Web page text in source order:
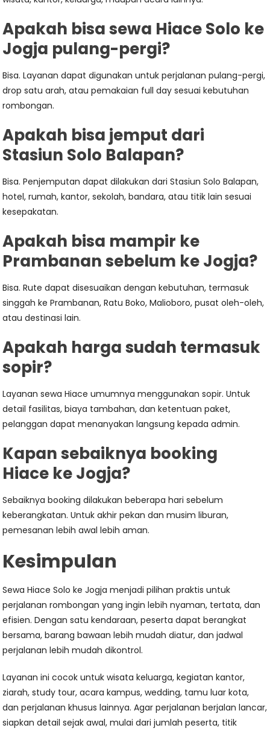
Apakah bisa sewa Hiace Solo ke
Jogja pulang-pergi?
Bisa. Layanan dapat digunakan untuk perjalanan pulang-pergi,
drop satu arah, atau pemakaian full day sesuai kebutuhan
rombongan.
Apakah bisa jemput dari
Stasiun Solo Balapan?
Bisa. Penjemputan dapat dilakukan dari Stasiun Solo Balapan,
hotel, rumah, kantor, sekolah, bandara, atau titik lain sesuai
kesepakatan.
Apakah bisa mampir ke
Prambanan sebelum ke Jogja?
Bisa. Rute dapat disesuaikan dengan kebutuhan, termasuk
singgah ke Prambanan, Ratu Boko, Malioboro, pusat oleh-oleh,
atau destinasi lain.
Apakah harga sudah termasuk
sopir?
Layanan sewa Hiace umumnya menggunakan sopir. Untuk
detail fasilitas, biaya tambahan, dan ketentuan paket,
pelanggan dapat menanyakan langsung kepada admin.
Kapan sebaiknya booking
Hiace ke Jogja?
Sebaiknya booking dilakukan beberapa hari sebelum
keberangkatan. Untuk akhir pekan dan musim liburan,
pemesanan lebih awal lebih aman.
Kesimpulan
Sewa Hiace Solo ke Jogja menjadi pilihan praktis untuk
perjalanan rombongan yang ingin lebih nyaman, tertata, dan
efisien. Dengan satu kendaraan, peserta dapat berangkat
bersama, barang bawaan lebih mudah diatur, dan jadwal
perjalanan lebih mudah dikontrol.
Layanan ini cocok untuk wisata keluarga, kegiatan kantor,
ziarah, study tour, acara kampus, wedding, tamu luar kota,
dan perjalanan khusus lainnya. Agar perjalanan berjalan lancar,
siapkan detail sejak awal, mulai dari jumlah peserta, titik